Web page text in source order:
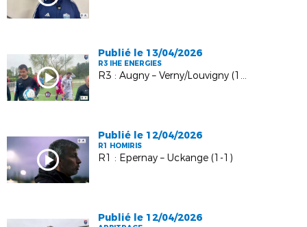
Publié le 13/04/2026
R3 IHE ENERGIES
R3 : Augny – Verny/Louvigny (1-0)
Publié le 12/04/2026
R1 HOMIRIS
R1 : Epernay – Uckange (1-1)
Publié le 12/04/2026